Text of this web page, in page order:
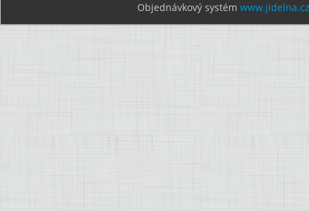
Objednávkový systém www.jidelna.cz